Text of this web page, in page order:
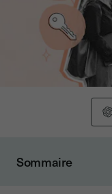
Sommaire